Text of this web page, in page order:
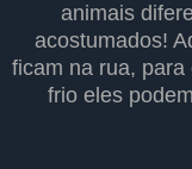
animais
acostumados!
ficam na rua,
frio eles